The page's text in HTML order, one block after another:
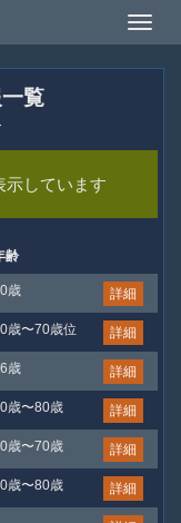
Toggle
覧
示しています
齢
歳 詳細
歳〜70歳位 詳細
歳 詳細
歳〜80歳 詳細
歳〜70歳 詳細
歳〜80歳 詳細